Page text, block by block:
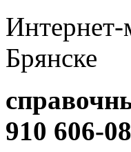
Интернет-
Брянске
910 606-